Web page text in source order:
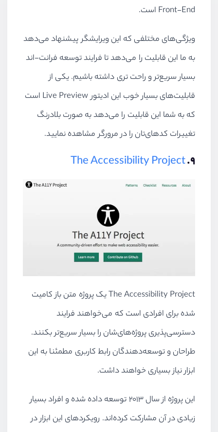
Front-End است.
ویژگی‌های مختلفی که این ویرایشگر پیشنهاد می‌دهد
به ما این قابلیت را می‌دهد تا فرایند توسعه فرانت-اند
بسیار سریع‌تر و راحت تری داشته باشیم. یکی از
قابلیت‌های بسیار خوب این ادیتور Live Preview است
که به شما این قابلیت را می‌دهد به صورت بلادرنگ
تغییرات کدهای‌تان را در مرورگر مشاهده نمایید.
۹. The Accessibility Project
The Accessibility Project یک پروژه متن باز کامیت
شده برای افرادی است که می‌خواهند فرایند
دسترسی‌پذیری پروژه‌های‌شان را بسیار سریع‌تر بکنند.
طراحان و توسعه‌دهندگان رابط کاربری مطمئنا به این
ابزار نیاز بسیاری خواهند داشت.
این پروژه از سال ۲۰۱۳ توسعه داده شده و افراد بسیار
زیادی در آن مشارکت کرده‌اند. رویکردهای این ابزار در